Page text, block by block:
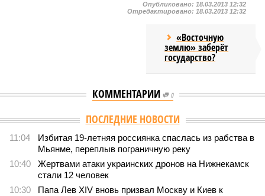
Опубликовано: 18.03.2013 12:32
Отредактировано: 18.03.2013 12:32
«Восточную
землю» заберёт
государство?
КОММЕНТАРИИ 0
Версия //Конфликт // Импортозамещение беспилотников оказалось
Импортозамещение беспилотников оказалось
мошеннической схемой?
12
Эрзац-дрон